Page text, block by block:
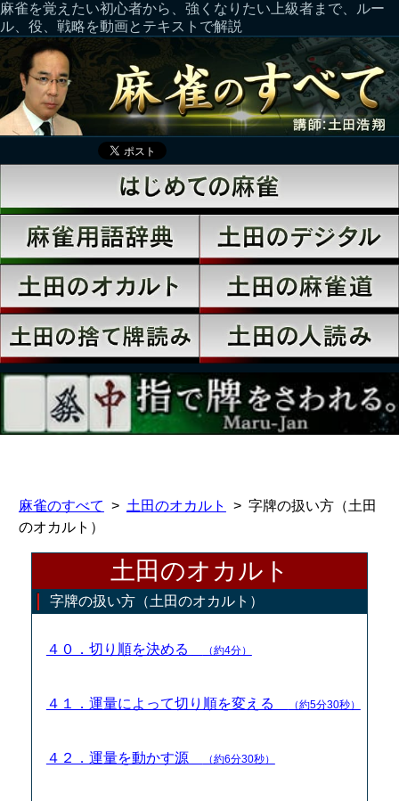
麻雀を覚えたい初心者から、強くなりたい上級者まで、ルー
ル、役、戦略を動画とテキストで解説
麻雀のすべて 土田のオカルト
字牌の扱い方（土田
のオカルト）
土田のオカルト
字牌の扱い方（土田のオカルト）
４０．切り順を決める （約4分）
４１．運量によって切り順を変える （約5分30秒）
４２．運量を動かす源 （約6分30秒）